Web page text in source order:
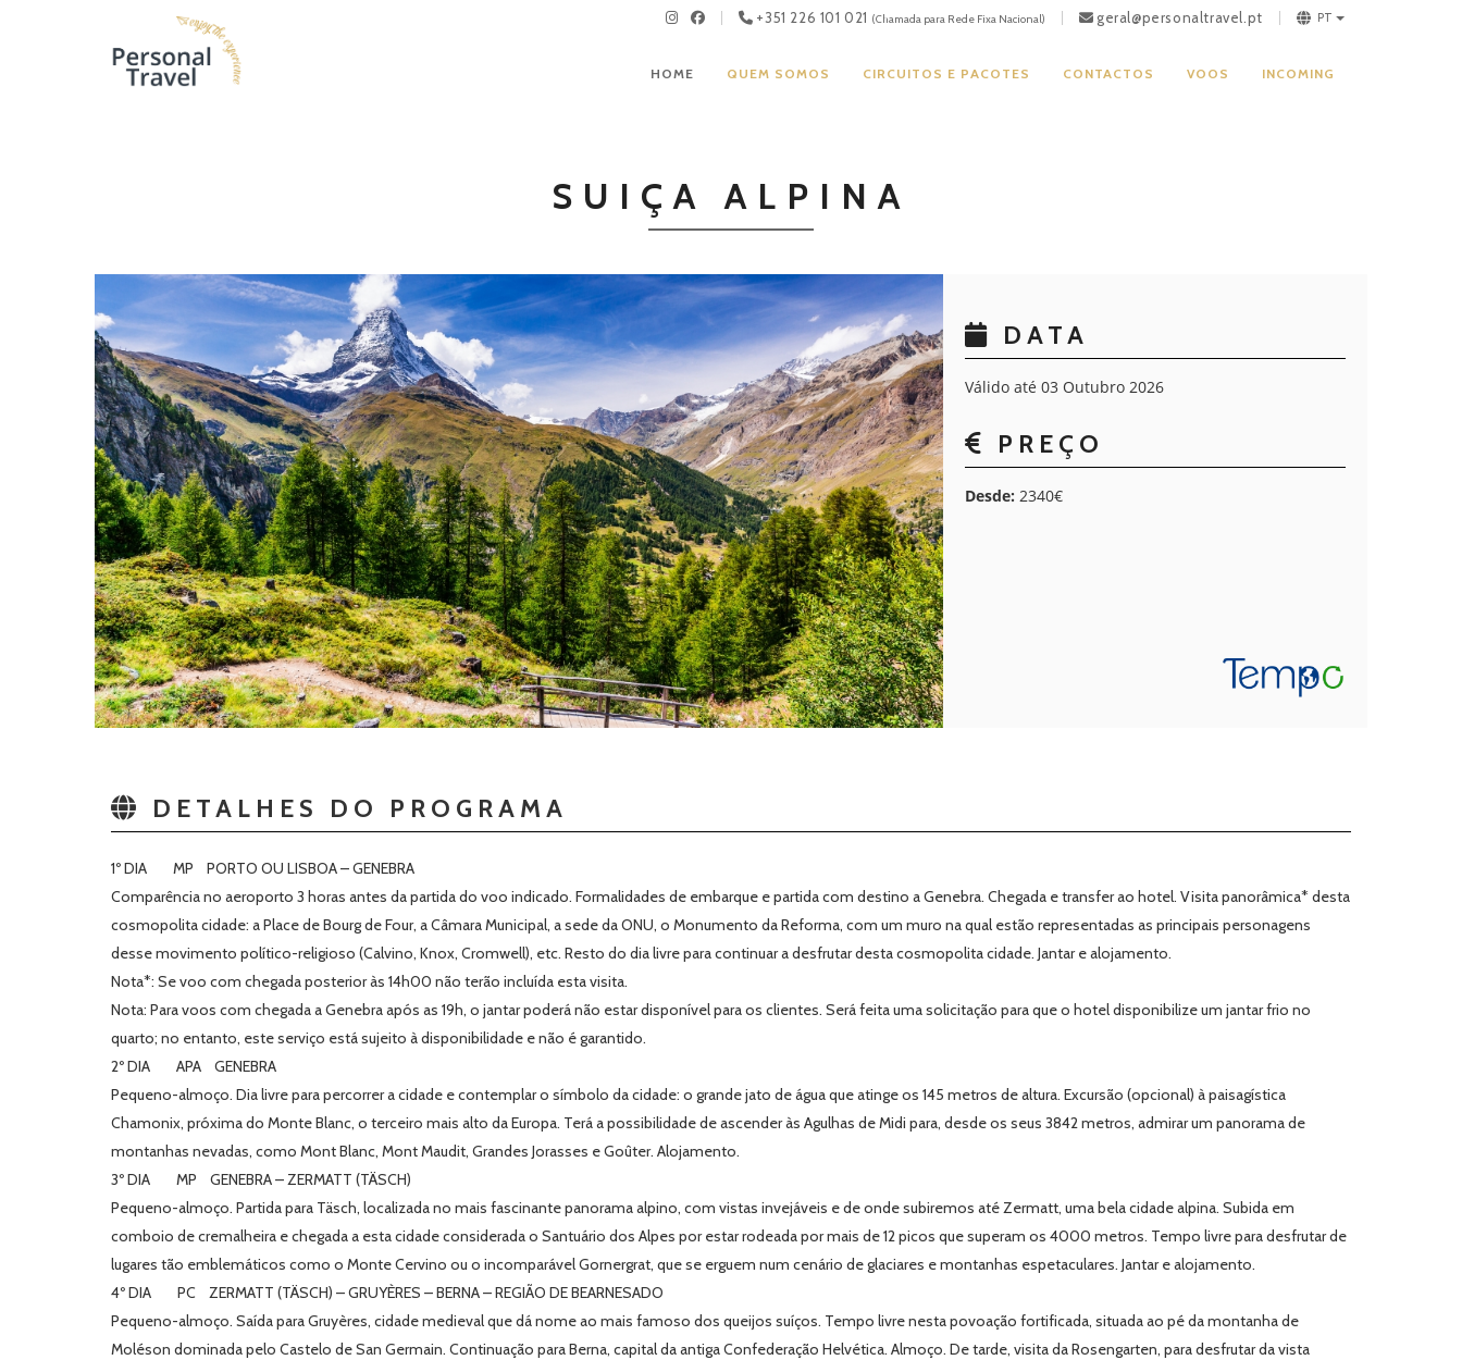
+351 226 101 021 (Chamada para Rede Fixa Nacional) geral@personaltravel.pt PT
HOME QUEM SOMOS CIRCUITOS E PACOTES CONTACTOS VOOS INCOMING
SUIÇA ALPINA
DATA
Válido até 03 Outubro 2026
PREÇO
Desde: 2340€
DETALHES DO PROGRAMA
1º DIA MP PORTO OU LISBOA – GENEBRA
Comparência no aeroporto 3 horas antes da partida do voo indicado. Formalidades de embarque e partida com destino a Genebra. Chegada e transfer ao hotel. Visita panorâmica* desta
cosmopolita cidade: a Place de Bourg de Four, a Câmara Municipal, a sede da ONU, o Monumento da Reforma, com um muro na qual estão representadas as principais personagens
desse movimento político-religioso (Calvino, Knox, Cromwell), etc. Resto do dia livre para continuar a desfrutar desta cosmopolita cidade. Jantar e alojamento.
Nota*: Se voo com chegada posterior às 14h00 não terão incluída esta visita.
Nota: Para voos com chegada a Genebra após as 19h, o jantar poderá não estar disponível para os clientes. Será feita uma solicitação para que o hotel disponibilize um jantar frio no
quarto; no entanto, este serviço está sujeito à disponibilidade e não é garantido.
2º DIA APA GENEBRA
Pequeno-almoço. Dia livre para percorrer a cidade e contemplar o símbolo da cidade: o grande jato de água que atinge os 145 metros de altura. Excursão (opcional) à paisagística
Chamonix, próxima do Monte Blanc, o terceiro mais alto da Europa. Terá a possibilidade de ascender às Agulhas de Midi para, desde os seus 3842 metros, admirar um panorama de
montanhas nevadas, como Mont Blanc, Mont Maudit, Grandes Jorasses e Goûter. Alojamento.
3º DIA MP GENEBRA – ZERMATT (TÄSCH)
Pequeno-almoço. Partida para Täsch, localizada no mais fascinante panorama alpino, com vistas invejáveis e de onde subiremos até Zermatt, uma bela cidade alpina. Subida em
comboio de cremalheira e chegada a esta cidade considerada o Santuário dos Alpes por estar rodeada por mais de 12 picos que superam os 4000 metros. Tempo livre para desfrutar de
lugares tão emblemáticos como o Monte Cervino ou o incomparável Gornergrat, que se erguem num cenário de glaciares e montanhas espetaculares. Jantar e alojamento.
4º DIA PC ZERMATT (TÄSCH) – GRUYÈRES – BERNA – REGIÃO DE BEARNESADO
Pequeno-almoço. Saída para Gruyères, cidade medieval que dá nome ao mais famoso dos queijos suíços. Tempo livre nesta povoação fortificada, situada ao pé da montanha de
Moléson dominada pelo Castelo de San Germain. Continuação para Berna, capital da antiga Confederação Helvética. Almoço. De tarde, visita da Rosengarten, para desfrutar da vista